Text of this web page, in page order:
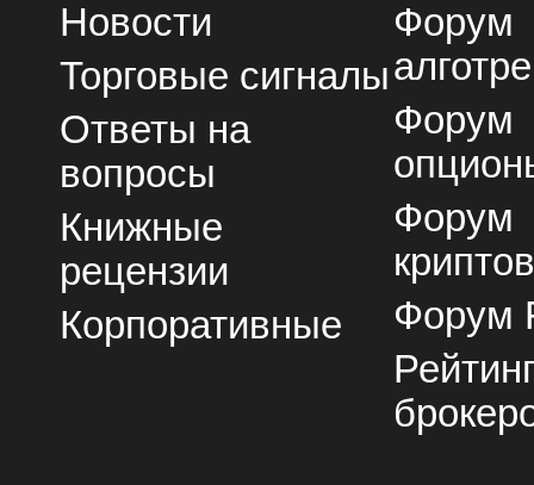
Новости
Торговые сигналы
Ответы на
вопросы
Книжные
рецензии
Корпоративные
Форум
Форум
Форум
Форум